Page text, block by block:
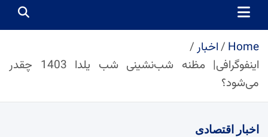
Home
اخبار
اینفوگرافی| مظنه شب‌نشینی شب یلدا 1403 چقدر
می‌شود؟
اخبار اقتصادی